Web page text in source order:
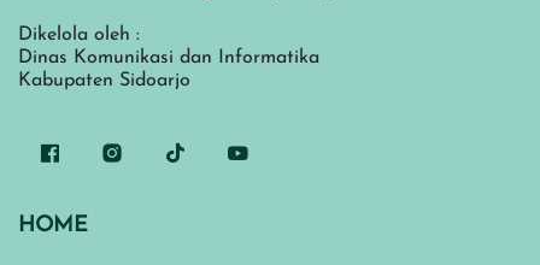
Dikelola oleh :
Dinas Komunikasi dan Informatika
Kabupaten Sidoarjo
HOME